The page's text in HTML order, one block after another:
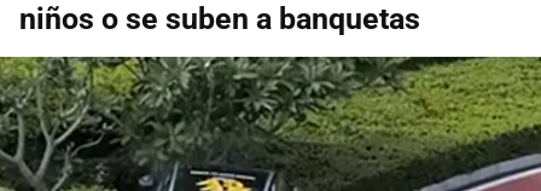
niños o se suben a banquetas